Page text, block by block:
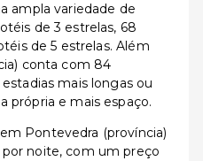
ampla variedade de
de 3 estrelas, 68
de 5 estrelas. Além
conta com 84
mais longas ou
própria e mais espaço.
Pontevedra (província)
noite, com um preço